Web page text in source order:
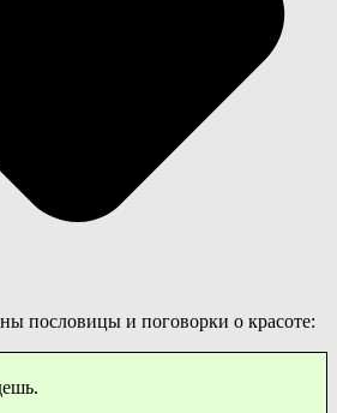
пословицы и поговорки о красоте: